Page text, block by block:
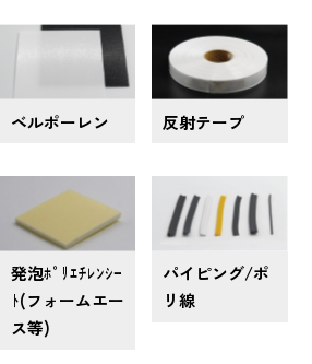
ベルポーレン 反射テープ
発泡ﾎﾟﾘｴﾁﾚﾝｼｰ
ﾄ(フォームエー
ス等)
パイピング/ポ
リ線